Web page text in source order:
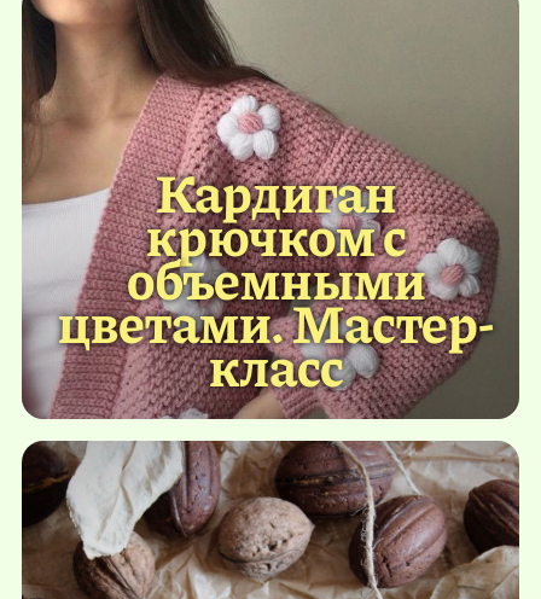
Кардиган
крючком с
объемными
цветами. Мастер-
класс